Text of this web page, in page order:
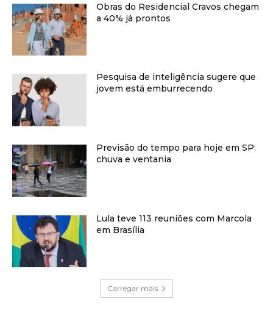
Obras do Residencial Cravos chegam
a 40% já prontos
Pesquisa de inteligência sugere que
jovem está emburrecendo
Previsão do tempo para hoje em SP:
chuva e ventania
Lula teve 113 reuniões com Marcola
em Brasília
Carregar mais